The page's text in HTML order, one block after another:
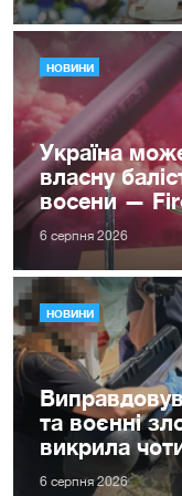
НОВИНИ
Україна
власну
восени —
6 серпня 2026
НОВИНИ
та воєнні
викрила
6 серпня 2026